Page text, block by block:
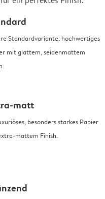
Standardvariante: hochwertiges
mit glattem, seidenmattem
matt
besonders starkes Papier
mattem Finish.